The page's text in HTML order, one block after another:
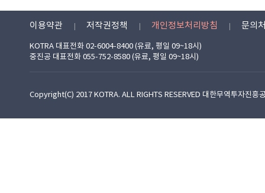
이용약관 저작권정책 개인정보처리방침 문의
KOTRA 대표전화 02-6004-8400 (유료, 평일 09~18시)
중진공 대표전화 055-752-8580 (유료, 평일 09~18시)
Copyright(C) 2017 KOTRA. ALL RIGHTS RESERVED 대한무역투자진흥